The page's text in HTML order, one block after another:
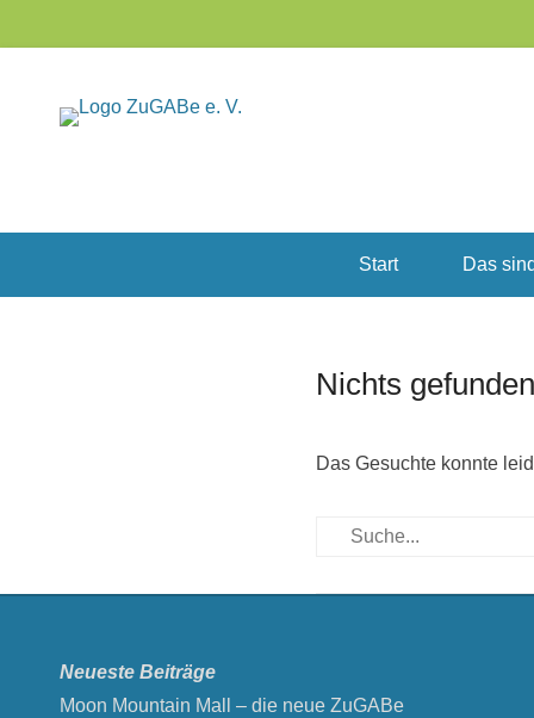
Start Das
Nichts gefunden
Das Gesuchte konnte
Suchen
Neueste Beiträge
Moon Mountain Mall – die neue ZuGABe